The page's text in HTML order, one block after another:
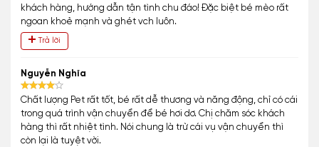
khách hàng, hướng dẫn tận tình chu đáo! Đặc biệt bé mèo rất
ngoan khoẻ mạnh và ghét vch luôn.
Trả lời
Nguyễn Nghĩa
Chất lượng Pet rất tốt, bé rất dễ thương và năng động, chỉ có cái
trong quá trình vận chuyển để bé hơi dơ. Chị chăm sóc khách
hàng thì rất nhiệt tình. Nói chung là trừ cái vụ vận chuyển thì
còn lại là tuyệt vời.